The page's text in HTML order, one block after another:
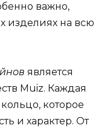
важно,
изделиях на всю
является
Muiz. Каждая
которое
и характер. От